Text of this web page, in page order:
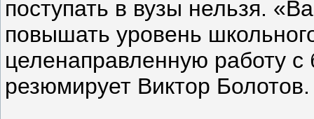
поступать в вузы нельзя.
повышать уровень
целенаправленную работу
резюмирует Виктор Болотов.